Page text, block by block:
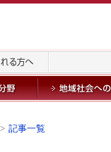
記事一覧